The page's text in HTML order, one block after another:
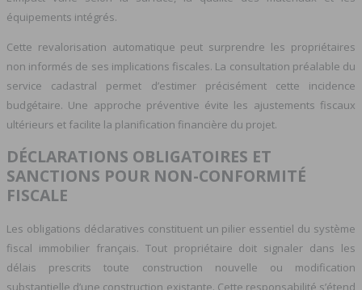
équipements intégrés.
Cette revalorisation automatique peut surprendre les propriétaires
non informés de ses implications fiscales. La consultation préalable du
service cadastral permet d’estimer précisément cette incidence
budgétaire. Une approche préventive évite les ajustements fiscaux
ultérieurs et facilite la planification financière du projet.
DÉCLARATIONS OBLIGATOIRES ET
SANCTIONS POUR NON-CONFORMITÉ
FISCALE
Les obligations déclaratives constituent un pilier essentiel du système
fiscal immobilier français. Tout propriétaire doit signaler dans les
délais prescrits toute construction nouvelle ou modification
substantielle d’une construction existante. Cette responsabilité s’étend